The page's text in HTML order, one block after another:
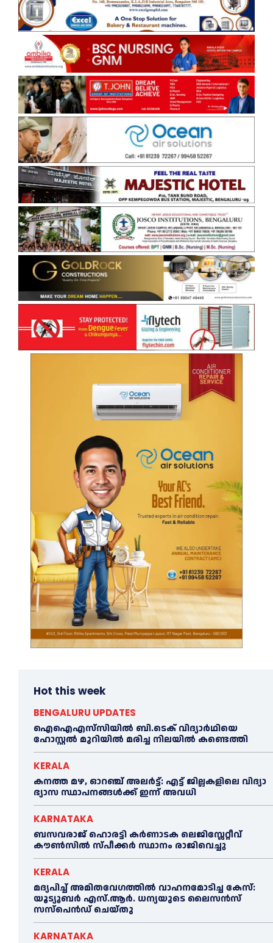
Hot this week
BENGALURU UPDATES
ഐഐഎസ്‌സിയിൽ ബി.ടെക് വിദ്യാർഥിയെ
ഹോസ്റ്റൽ മുറിയിൽ മരിച്ച നിലയിൽ കണ്ടെത്തി
KERALA
ക​ന​ത്ത മ​ഴ, ഓറഞ്ച് അലർട്ട്: എ​ട്ട് ജി​ല്ല​ക​ളി​ലെ വി​ദ്യാ​
ഭ്യാ​സ സ്ഥാ​പ​ന​ങ്ങ​ൾ​ക്ക് ഇ​ന്ന് അ​വ​ധി
KARNATAKA
ബസവരാജ് ഹൊരട്ടി കർണാടക ലെജിസ്ലേറ്റീവ്
കൗൺസിൽ സ്പീക്കർ സ്ഥാനം രാജിവെച്ചു
KERALA
മദ്യപിച്ച് അമിതവേഗത്തിൽ വാഹനമോടിച്ച കേസ്:
യൂട്യൂബർ എസ്.ആർ. ധന്യയുടെ ലൈസൻസ്
സസ്‌പെൻഡ് ചെയ്തു
KARNATAKA